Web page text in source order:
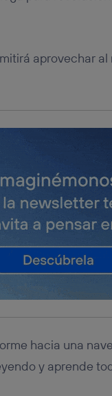
aprovechar
hacia una
y aprende
el uso de la
de